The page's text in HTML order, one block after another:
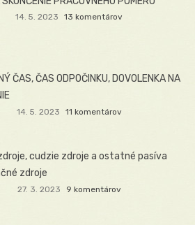
14. 5. 2023 13 komentárov
ČAS, ČAS ODPOČINKU, DOVOLENKA NA
14. 5. 2023 11 komentárov
cudzie zdroje a ostatné pasíva
zdroje
27. 3. 2023 9 komentárov